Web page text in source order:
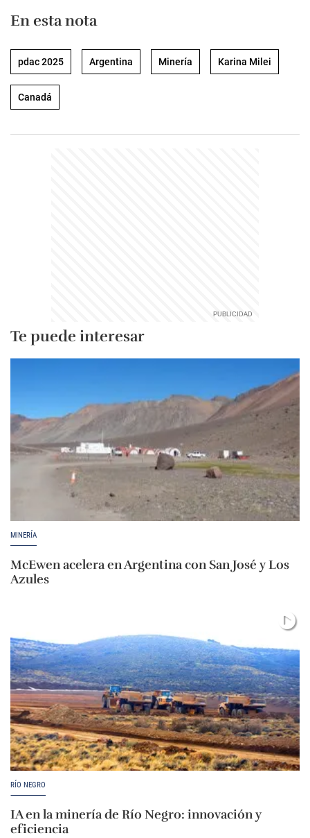
En esta nota
pdac 2025 Argentina Minería Karina Milei
Canadá
Te puede interesar
MINERÍA
McEwen acelera en Argentina con San José y Los
Azules
RÍO NEGRO
IA en la minería de Río Negro: innovación y
eficiencia